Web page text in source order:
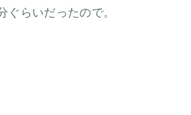
らいだったので。